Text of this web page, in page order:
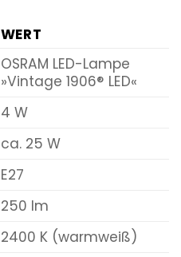
WERT
OSRAM LED-Lampe
»Vintage 1906® LED«
4 W
ca. 25 W
E27
250 lm
2400 K (warmweiß)